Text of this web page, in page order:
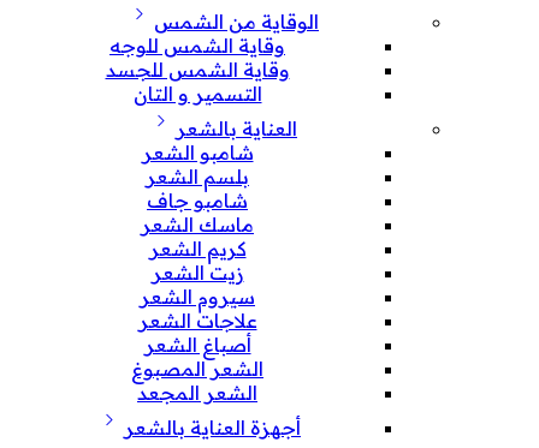
الوقاية من الشمس
وقاية الشمس للوجه
وقاية الشمس للجسد
التسمير و التان
العناية بالشعر
شامبو الشعر
بلسم الشعر
شامبو جاف
ماسك الشعر
كريم الشعر
زيت الشعر
سيروم الشعر
علاجات الشعر
أصباغ الشعر
الشعر المصبوغ
الشعر المجعد
أجهزة العناية بالشعر